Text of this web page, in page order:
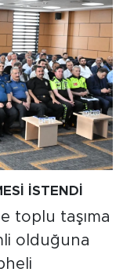
İSTENDİ
toplu taşıma
olduğuna